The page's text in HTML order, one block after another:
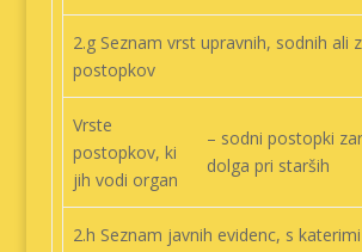
2.g Seznam vrst upravnih, sodnih ali
postopkov
Vrste
postopkov, ki
jih vodi organ
– sodni postopki
dolga pri starših
2.h Seznam javnih evidenc, s